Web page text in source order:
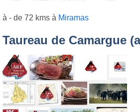
à - de 72 kms à Miramas
Taureau de Camargue